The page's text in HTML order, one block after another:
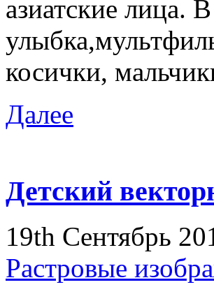
азиатские лица.
косички,
Далее
Детский
19th Сентябрь
Растровые